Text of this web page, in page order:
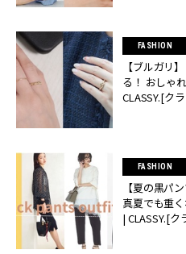
FASHION
【ブルガリ
る！ おしゃ
CLASSY.[ク
FASHION
【夏の黒パ
真夏でも重
| CLASSY.[ク